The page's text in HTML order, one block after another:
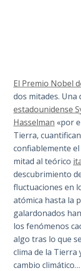
El Premio Nobel
dos mitades. Una
estadounidense
Hasselman «por
Tierra,
confiablemente
mitad al teórico
descubrimiento
fluctuaciones en
atómica hasta la
galardonados
los fenómenos
algo tras lo que
clima de la Tierra
cambio climático…